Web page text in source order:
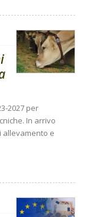
2027 per
In arrivo
allevamento e